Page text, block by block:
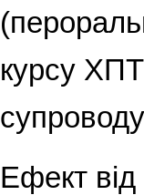
курсу
Ефект від